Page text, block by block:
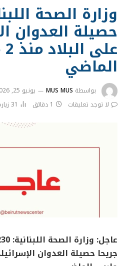
وزارة الصحة
حصيلة العدوان
الماضي
بواسطة MUS MUS
يونيو 25, 2026 3:42 م
لا توجد تعليقات
1 دقائق 31